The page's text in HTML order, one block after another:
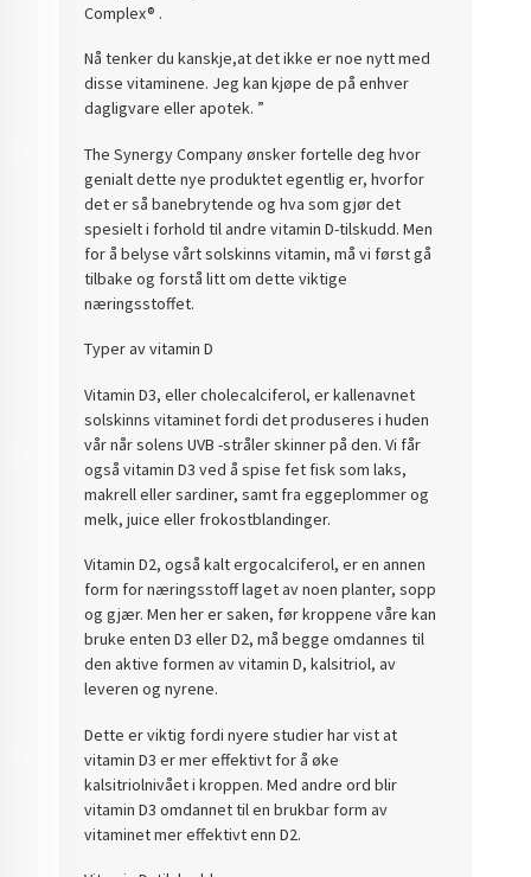
Complex® .
Nå tenker du kanskje,at det ikke er noe nytt med
disse vitaminene. Jeg kan kjøpe de på enhver
dagligvare eller apotek. ”
The Synergy Company ønsker fortelle deg hvor
genialt dette nye produktet egentlig er, hvorfor
det er så banebrytende og hva som gjør det
spesielt i forhold til andre vitamin D-tilskudd. Men
for å belyse vårt solskinns vitamin, må vi først gå
tilbake og forstå litt om dette viktige
næringsstoffet.
Typer av vitamin D
Vitamin D3, eller cholecalciferol, er kallenavnet
solskinns vitaminet fordi det produseres i huden
vår når solens UVB -stråler skinner på den. Vi får
også vitamin D3 ved å spise fet fisk som laks,
makrell eller sardiner, samt fra eggeplommer og
melk, juice eller frokostblandinger.
Vitamin D2, også kalt ergocalciferol, er en annen
form for næringsstoff laget av noen planter, sopp
og gjær. Men her er saken, før kroppene våre kan
bruke enten D3 eller D2, må begge omdannes til
den aktive formen av vitamin D, kalsitriol, av
leveren og nyrene.
Dette er viktig fordi nyere studier har vist at
vitamin D3 er mer effektivt for å øke
kalsitriolnivået i kroppen. Med andre ord blir
vitamin D3 omdannet til en brukbar form av
vitaminet mer effektivt enn D2.